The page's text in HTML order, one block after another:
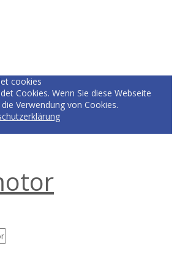
cookies
Cookies. Wenn Sie diese Webseite
Verwendung von Cookies.